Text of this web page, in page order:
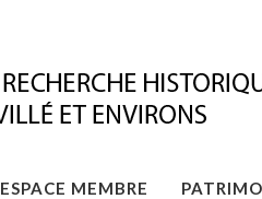
ESPACE MEMBRE